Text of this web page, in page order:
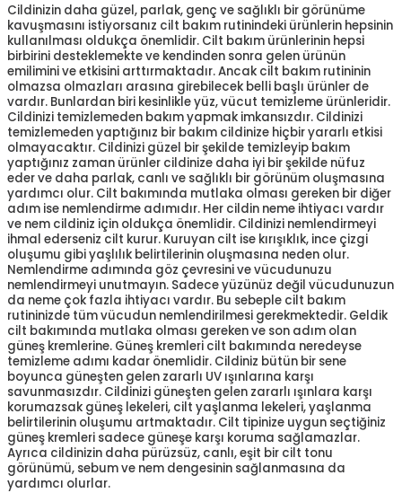
Cildinizin daha güzel, parlak, genç ve sağlıklı bir görünüme
kavuşmasını istiyorsanız cilt bakım rutinindeki ürünlerin hepsinin
kullanılması oldukça önemlidir. Cilt bakım ürünlerinin hepsi
birbirini desteklemekte ve kendinden sonra gelen ürünün
emilimini ve etkisini arttırmaktadır. Ancak cilt bakım rutininin
olmazsa olmazları arasına girebilecek belli başlı ürünler de
vardır. Bunlardan biri kesinlikle yüz, vücut temizleme ürünleridir.
Cildinizi temizlemeden bakım yapmak imkansızdır. Cildinizi
temizlemeden yaptığınız bir bakım cildinize hiçbir yararlı etkisi
olmayacaktır. Cildinizi güzel bir şekilde temizleyip bakım
yaptığınız zaman ürünler cildinize daha iyi bir şekilde nüfuz
eder ve daha parlak, canlı ve sağlıklı bir görünüm oluşmasına
yardımcı olur. Cilt bakımında mutlaka olması gereken bir diğer
adım ise nemlendirme adımıdır. Her cildin neme ihtiyacı vardır
ve nem cildiniz için oldukça önemlidir. Cildinizi nemlendirmeyi
ihmal ederseniz cilt kurur. Kuruyan cilt ise kırışıklık, ince çizgi
oluşumu gibi yaşlılık belirtilerinin oluşmasına neden olur.
Nemlendirme adımında göz çevresini ve vücudunuzu
nemlendirmeyi unutmayın. Sadece yüzünüz değil vücudunuzun
da neme çok fazla ihtiyacı vardır. Bu sebeple cilt bakım
rutininizde tüm vücudun nemlendirilmesi gerekmektedir. Geldik
cilt bakımında mutlaka olması gereken ve son adım olan
güneş kremlerine. Güneş kremleri cilt bakımında neredeyse
temizleme adımı kadar önemlidir. Cildiniz bütün bir sene
boyunca güneşten gelen zararlı UV ışınlarına karşı
savunmasızdır. Cildinizi güneşten gelen zararlı ışınlara karşı
korumazsak güneş lekeleri, cilt yaşlanma lekeleri, yaşlanma
belirtilerinin oluşumu artmaktadır. Cilt tipinize uygun seçtiğiniz
güneş kremleri sadece güneşe karşı koruma sağlamazlar.
Ayrıca cildinizin daha pürüzsüz, canlı, eşit bir cilt tonu
görünümü, sebum ve nem dengesinin sağlanmasına da
yardımcı olurlar.